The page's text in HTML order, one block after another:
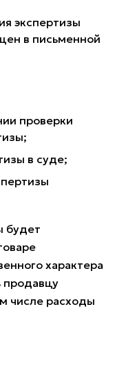
экспертизы
в письменной
проверки
в суде;
будет
характера
продавцу
числе расходы